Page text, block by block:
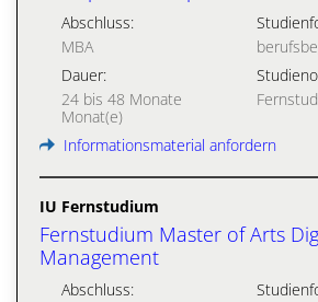
Abschluss:
MBA
Dauer:
24 bis 48 Monate
Monat(e)
Informationsmaterial anfordern
IU Fernstudium
Fernstudium Master of Arts
Management
Abschluss: